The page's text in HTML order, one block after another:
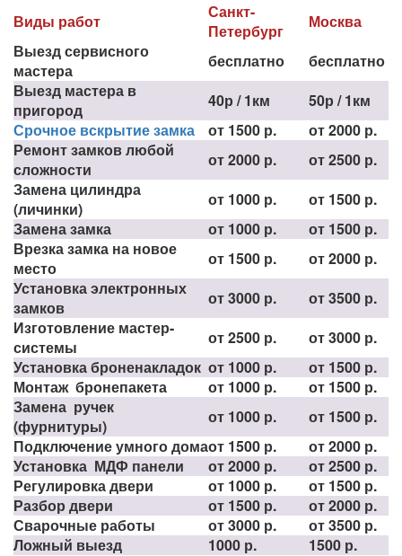
Виды работ
Санкт-
Петербург
Москва
Выезд сервисного
мастера
бесплатно
бесплатно
Выезд мастера в
пригород
40р / 1км
50р / 1км
Срочное вскрытие замка
от 1500 р.
от 2000 р.
Ремонт замков любой
сложности
от 2000 р.
от 2500 р.
Замена цилиндра
(личинки)
от 1000 р.
от 1500 р.
Замена замка
от 1000 р.
от 1500 р.
Врезка замка на новое
место
от 1500 р.
от 2000 р.
Установка электронных
замков
от 3000 р.
от 3500 р.
Изготовление мастер-
системы
от 2500 р.
от 3000 р.
Установка броненакладок от 1000 р.
от 1500 р.
Монтаж бронепакета
от 1000 р.
от 1500 р.
Замена ручек
(фурнитуры)
от 1000 р.
от 1500 р.
Подключение умного домаот 1500 р.
от 2000 р.
Установка МДФ панели
от 2000 р.
от 2500 р.
Регулировка двери
от 1000 р.
от 1500 р.
Разбор двери
от 1500 р.
от 2000 р.
Сварочные работы
от 3000 р.
от 3500 р.
Ложный выезд
1000 р. 1500 р.